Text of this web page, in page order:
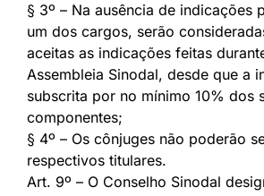
§ 3º – Na ausência de indicações
um dos cargos, serão
aceitas as indicações feitas
Assembleia Sinodal, desde que a
subscrita por no mínimo 10% dos
componentes;
§ 4º – Os cônjuges não poderão
respectivos titulares.
Art. 9º – O Conselho Sinodal